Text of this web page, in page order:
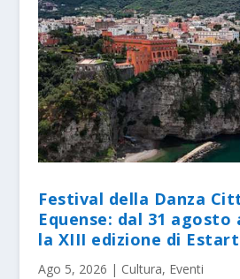
Festival della Danza
Equense: dal 31
la XIII edizione di
Ago 5, 2026 | Cultura, Eventi